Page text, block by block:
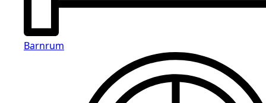
Barnrum